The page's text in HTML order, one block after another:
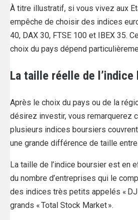
À titre illustratif, si vous vivez aux
empêche de choisir des indices
40, DAX 30, FTSE 100 et IBEX 35.
choix du pays dépend
La taille réelle de l’indice
Après le choix du pays ou de la
désirez investir, vous remarquerez
plusieurs indices boursiers
une grande différence de taille entre
La taille de l’indice boursier est en
du nombre d’entreprises qui le
des indices très petits appelés «
grands « Total Stock Market ».